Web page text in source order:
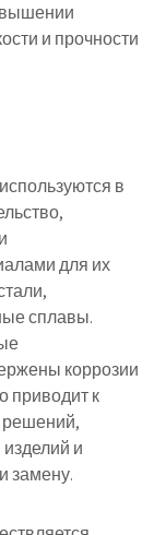
и прочности
в
для их
сплавы.
коррозии
приводит к
решений,
и
замену.